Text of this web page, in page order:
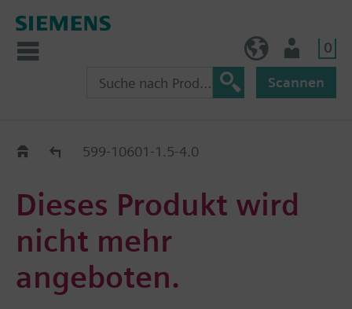
0
Scannen
Old2New599-10601-1.5-4.0
Dieses Produkt wird
nicht mehr
angeboten.